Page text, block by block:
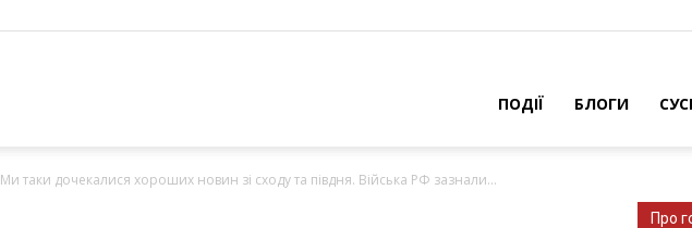
ПОДІЇ БЛОГИ
Ми таки дочекалися хороших новин зі сходу та півдня. Війська РФ зазнали...
Про